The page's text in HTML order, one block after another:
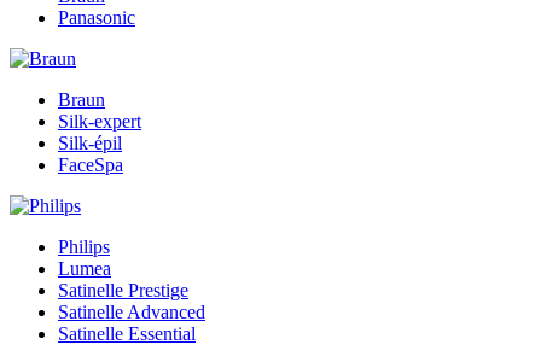
Panasonic
Braun
Silk-expert
Silk-épil
FaceSpa
Philips
Lumea
Satinelle Prestige
Satinelle Advanced
Satinelle Essential